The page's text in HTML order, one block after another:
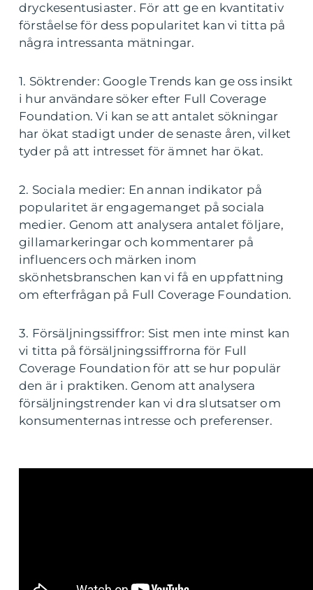
dryckesentusiaster. För att ge en kvantitativ
förståelse för dess popularitet kan vi titta på
några intressanta mätningar.
1. Söktrender: Google Trends kan ge oss insikt
i hur användare söker efter Full Coverage
Foundation. Vi kan se att antalet sökningar
har ökat stadigt under de senaste åren, vilket
tyder på att intresset för ämnet har ökat.
2. Sociala medier: En annan indikator på
popularitet är engagemanget på sociala
medier. Genom att analysera antalet följare,
gillamarkeringar och kommentarer på
influencers och märken inom
skönhetsbranschen kan vi få en uppfattning
om efterfrågan på Full Coverage Foundation.
3. Försäljningssiffror: Sist men inte minst kan
vi titta på försäljningssiffrorna för Full
Coverage Foundation för att se hur populär
den är i praktiken. Genom att analysera
försäljningstrender kan vi dra slutsatser om
konsumenternas intresse och preferenser.